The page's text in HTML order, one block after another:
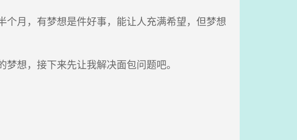
月，有梦想是件好事，能让人充满希望，但梦想
想，接下来先让我解决面包问题吧。